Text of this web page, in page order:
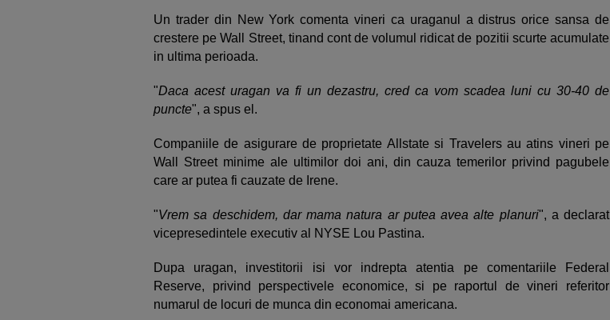
Un trader din New York comenta vineri ca uraganul a distrus orice sansa de
crestere pe Wall Street, tinand cont de volumul ridicat de pozitii scurte acumulate
in ultima perioada.
"Daca acest uragan va fi un dezastru, cred ca vom scadea luni cu 30-40 de
puncte", a spus el.
Companiile de asigurare de proprietate Allstate si Travelers au atins vineri pe
Wall Street minime ale ultimilor doi ani, din cauza temerilor privind pagubele
care ar putea fi cauzate de Irene.
"Vrem sa deschidem, dar mama natura ar putea avea alte planuri", a declarat
vicepresedintele executiv al NYSE Lou Pastina.
Dupa uragan, investitorii isi vor indrepta atentia pe comentariile Federal
Reserve, privind perspectivele economice, si pe raportul de vineri referitor
numarul de locuri de munca din economai americana.